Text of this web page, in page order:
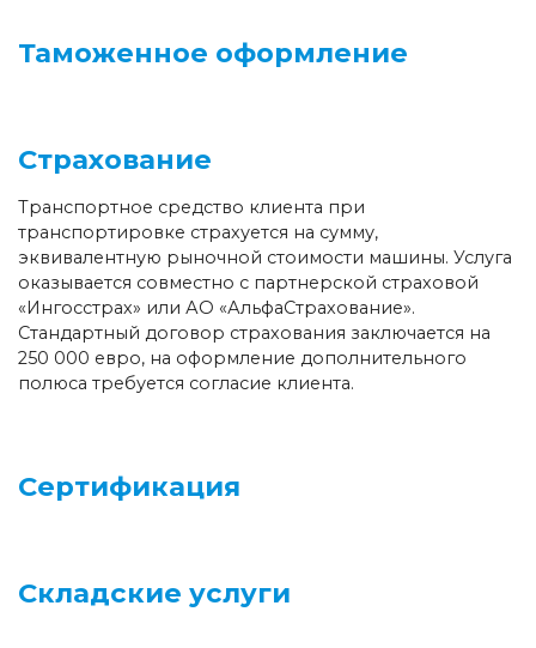
Таможенное оформление
Страхование
Транспортное средство клиента при
транспортировке страхуется на сумму,
эквивалентную рыночной стоимости машины. Услуга
оказывается совместно с партнерской страховой
«Ингосстрах» или АО «АльфаСтрахование».
Стандартный договор страхования заключается на
250 000 евро, на оформление дополнительного
полюса требуется согласие клиента.
Сертификация
Складские услуги